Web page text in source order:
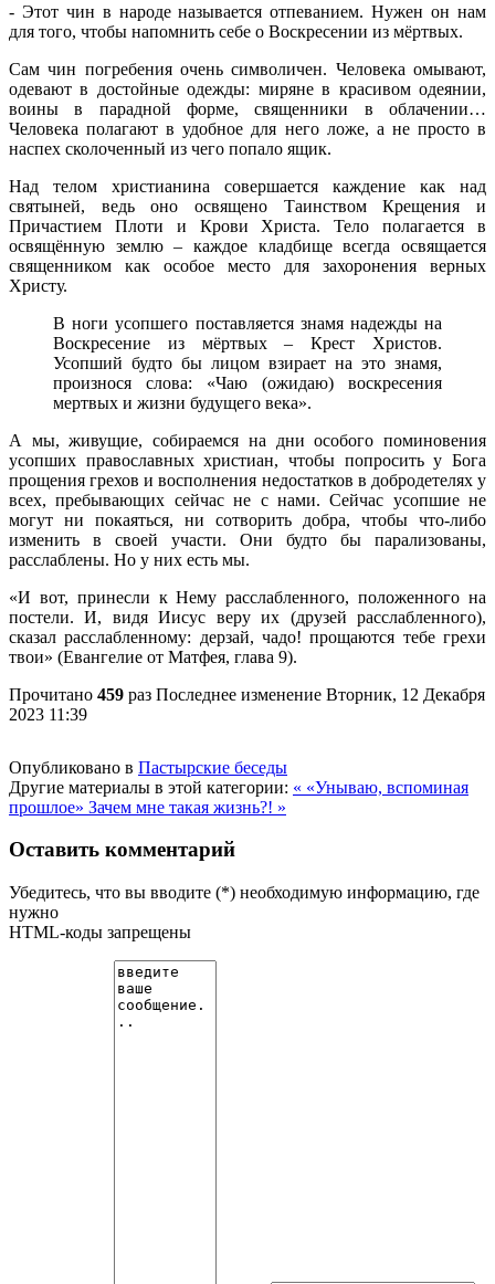
- Этот чин в народе называется отпеванием. Нужен он нам
для того, чтобы напомнить себе о Воскресении из мёртвых.
Сам чин погребения очень символичен. Человека омывают,
одевают в достойные одежды: миряне в красивом одеянии,
воины в парадной форме, священники в облачении…
Человека полагают в удобное для него ложе, а не просто в
наспех сколоченный из чего попало ящик.
Над телом христианина совершается каждение как над
святыней, ведь оно освящено Таинством Крещения и
Причастием Плоти и Крови Христа. Тело полагается в
освящённую землю – каждое кладбище всегда освящается
священником как особое место для захоронения верных
Христу.
В ноги усопшего поставляется знамя надежды на
Воскресение из мëртвых – Крест Христов.
Усопший будто бы лицом взирает на это знамя,
произнося слова: «Чаю (ожидаю) воскресения
мертвых и жизни будущего века».
А мы, живущие, собираемся на дни особого поминовения
усопших православных христиан, чтобы попросить у Бога
прощения грехов и восполнения недостатков в добродетелях у
всех, пребывающих сейчас не с нами. Сейчас усопшие не
могут ни покаяться, ни сотворить добра, чтобы что-либо
изменить в своей участи. Они будто бы парализованы,
расслаблены. Но у них есть мы.
«И вот, принесли к Нему расслабленного, положенного на
постели. И, видя Иисус веру их (друзей расслабленного),
сказал расслабленному: дерзай, чадо! прощаются тебе грехи
твои» (Евангелие от Матфея, глава 9).
Прочитано 459 раз Последнее изменение Вторник, 12 Декабря
2023 11:39
Опубликовано в Пастырские беседы
Другие материалы в этой категории: « «Унываю, вспоминая
прошлое» Зачем мне такая жизнь?! »
Оставить комментарий
Убедитесь, что вы вводите (*) необходимую информацию, где
нужно
HTML-коды запрещены